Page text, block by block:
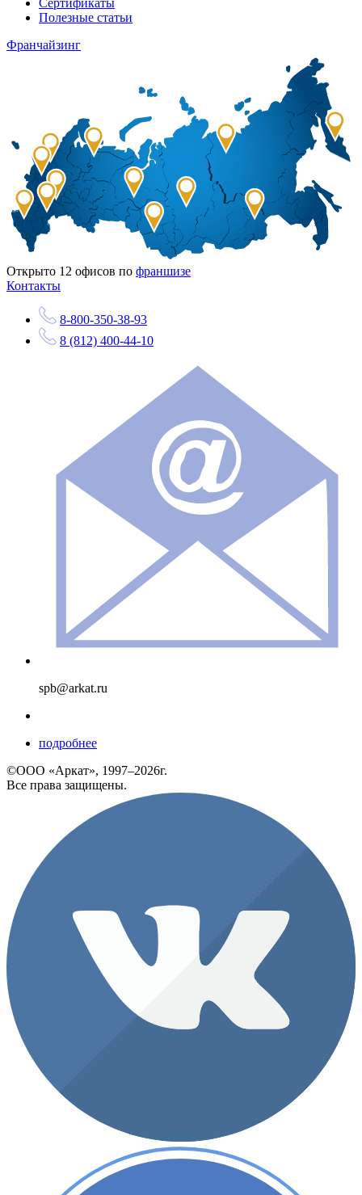
Сертификаты
Полезные статьи
Франчайзинг
Открыто 12 офисов по франшизе
Контакты
8-800-350-38-93
8 (812) 400-44-10
spb@arkat.ru
подробнее
©ООО «Аркат», 1997–2026г.
Все права защищены.